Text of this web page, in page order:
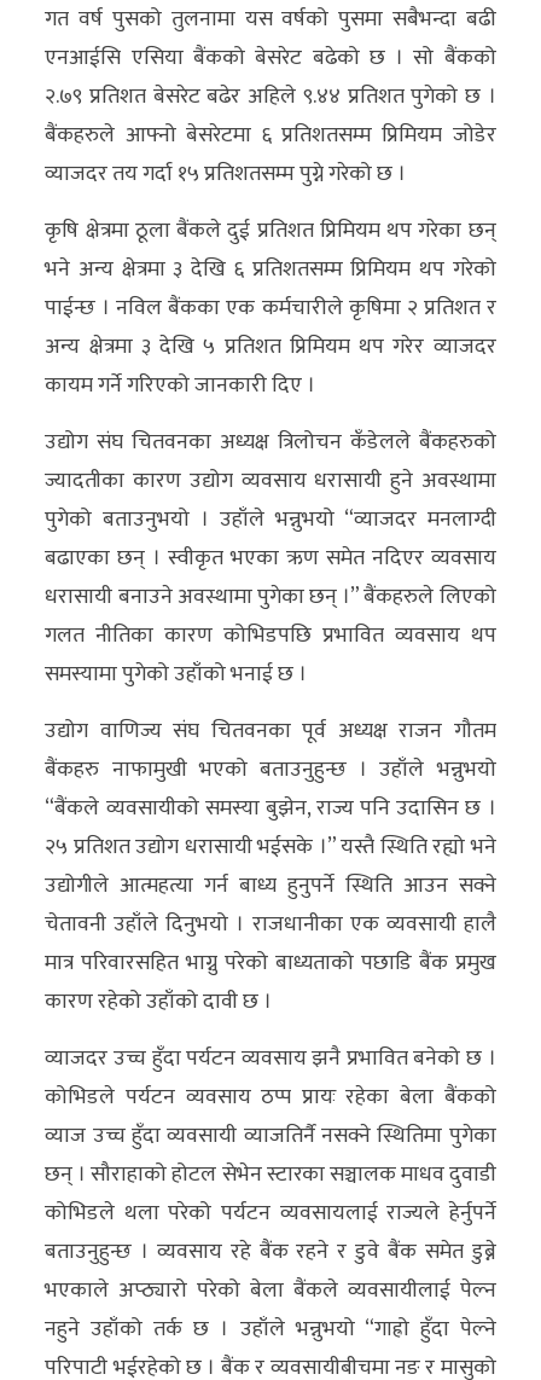
फोटो
ग्यालरी
भिडियो
गत वर्ष पुसको तुलनामा यस वर्षको पुसमा सबैभन्दा बढी
एनआईसि एसिया बैंकको बेसरेट बढेको छ । सो बैंकको
२.७९ प्रतिशत बेसरेट बढेर अहिले ९.४४ प्रतिशत पुगेको छ ।
बैंकहरुले आफ्नो बेसरेटमा ६ प्रतिशतसम्म प्रिमियम जोडेर
व्याजदर तय गर्दा १५ प्रतिशतसम्म पुग्ने गरेको छ ।
कृषि क्षेत्रमा ठूला बैंकले दुई प्रतिशत प्रिमियम थप गरेका छन्
भने अन्य क्षेत्रमा ३ देखि ६ प्रतिशतसम्म प्रिमियम थप गरेको
पाईन्छ । नविल बैंकका एक कर्मचारीले कृषिमा २ प्रतिशत र
अन्य क्षेत्रमा ३ देखि ५ प्रतिशत प्रिमियम थप गरेर व्याजदर
कायम गर्ने गरिएको जानकारी दिए ।
उद्योग संघ चितवनका अध्यक्ष त्रिलोचन कँडेलले बैंकहरुको
ज्यादतीका कारण उद्योग व्यवसाय धरासायी हुने अवस्थामा
पुगेको बताउनुभयो । उहाँले भन्नुभयो “व्याजदर मनलाग्दी
बढाएका छन् । स्वीकृत भएका ऋण समेत नदिएर व्यवसाय
धरासायी बनाउने अवस्थामा पुगेका छन् ।” बैंकहरुले लिएको
गलत नीतिका कारण कोभिडपछि प्रभावित व्यवसाय थप
समस्यामा पुगेको उहाँको भनाई छ ।
उद्योग वाणिज्य संघ चितवनका पूर्व अध्यक्ष राजन गौतम
बैंकहरु नाफामुखी भएको बताउनुहुन्छ । उहाँले भन्नुभयो
“बैंकले व्यवसायीको समस्या बुझेन, राज्य पनि उदासिन छ ।
२५ प्रतिशत उद्योग धरासायी भईसके ।” यस्तै स्थिति रह्यो भने
उद्योगीले आत्महत्या गर्न बाध्य हुनुपर्ने स्थिति आउन सक्ने
चेतावनी उहाँले दिनुभयो । राजधानीका एक व्यवसायी हालै
मात्र परिवारसहित भाग्नु परेको बाध्यताको पछाडि बैंक प्रमुख
कारण रहेको उहाँको दावी छ ।
व्याजदर उच्च हुँदा पर्यटन व्यवसाय झनै प्रभावित बनेको छ ।
कोभिडले पर्यटन व्यवसाय ठप्प प्रायः रहेका बेला बैंकको
व्याज उच्च हुँदा व्यवसायी व्याजतिर्नै नसक्ने स्थितिमा पुगेका
छन् । सौराहाको होटल सेभेन स्टारका सञ्चालक माधव दुवाडी
कोभिडले थला परेको पर्यटन व्यवसायलाई राज्यले हेर्नुपर्ने
बताउनुहुन्छ । व्यवसाय रहे बैंक रहने र डुवे बैंक समेत डुब्ने
भएकाले अप्ठ्यारो परेको बेला बैंकले व्यवसायीलाई पेल्न
नहुने उहाँको तर्क छ । उहाँले भन्नुभयो “गाह्रो हुँदा पेल्ने
परिपाटी भईरहेको छ । बैंक र व्यवसायीबीचमा नङ र मासुको